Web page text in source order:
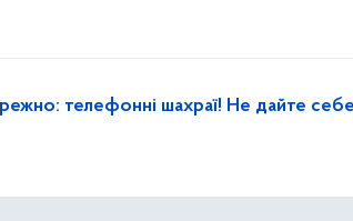
телефонні шахраї! Не дайте